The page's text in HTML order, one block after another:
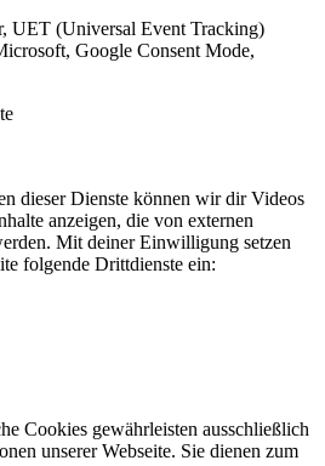
UET (Universal Event Tracking)
Google Consent Mode,
dieser Dienste können wir dir Videos
anzeigen, die von externen
Mit deiner Einwilligung setzen
folgende Drittdienste ein:
Cookies gewährleisten ausschließlich
unserer Webseite. Sie dienen zum